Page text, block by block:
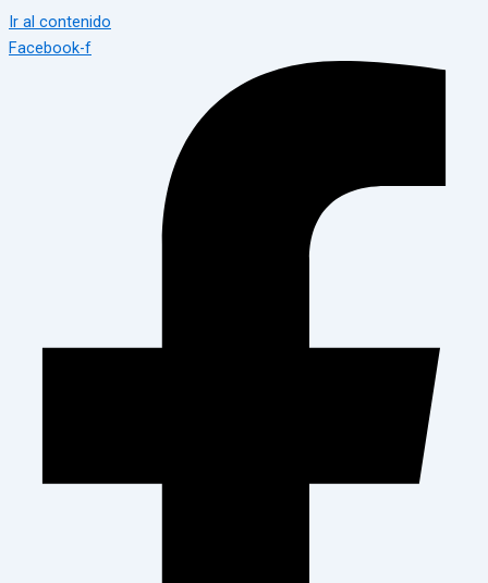
Ir al contenido
Facebook-f